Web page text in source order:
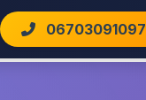
06703091097